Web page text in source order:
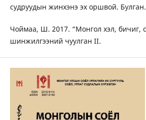
судруудын жинхэнэ эх оршвой. Булган.
Чоймаа, Ш. 2017. “Монгол хэл, бичиг,
шинжилгээний чуулган II.